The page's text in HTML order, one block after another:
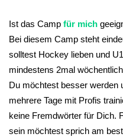
Ist das Camp für mich
Bei diesem Camp steht
solltest Hockey lieben und
mindestens 2mal
Du möchtest besser werden
mehrere Tage mit Profis
keine Fremdwörter für Dich.
sein möchtest sprich am